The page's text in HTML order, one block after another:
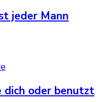
jeder Mann
oder benutzt